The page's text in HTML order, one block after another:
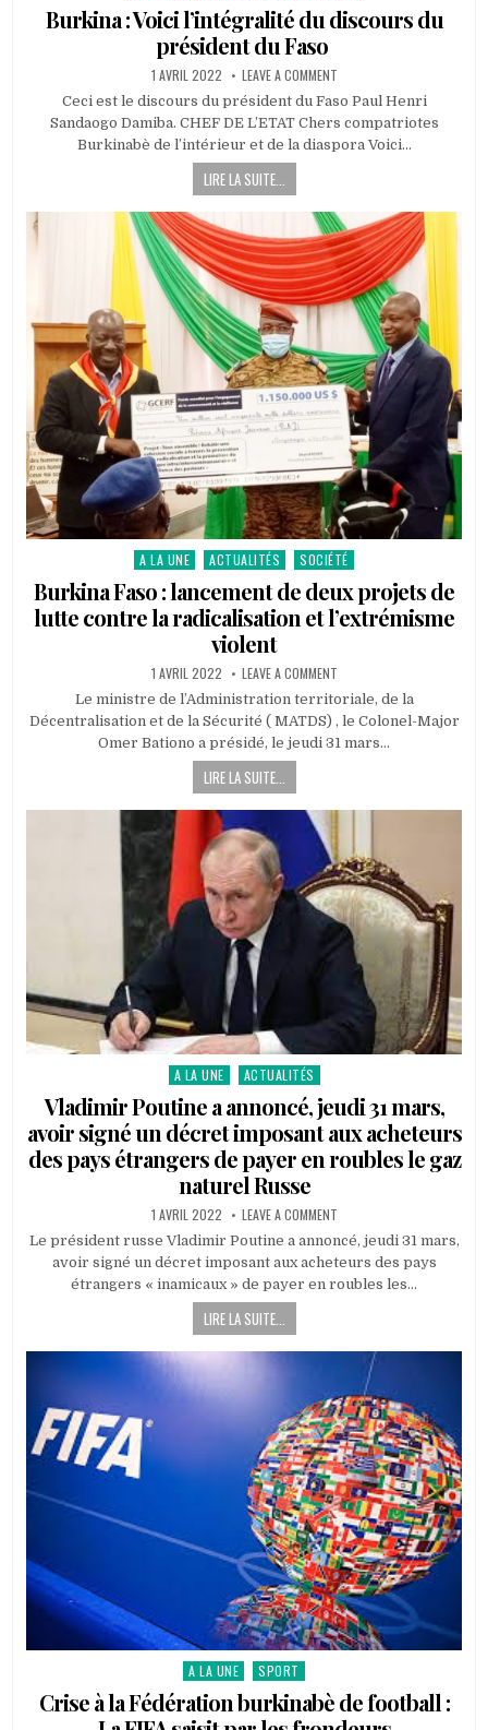
in
Burkina : Voici l’intégralité du discours du
président du Faso
PUBLISHED
1 AVRIL 2022 LEAVE A COMMENTON
:
L’INTÉGRALITÉ
DU
DISCOURS
Ceci est le discours du président du Faso Paul Henri
Sandaogo Damiba. CHEF DE L’ETAT Chers compatriotes
Burkinabè de l’intérieur et de la diaspora Voici…
LIRE LA SUITE...
Posted
A LA UNE ACTUALITÉS SOCIÉTÉ
Burkina Faso : lancement de deux projets de
lutte contre la radicalisation et l’extrémisme
violent
PUBLISHED
DATE:
1 AVRIL 2022 LEAVE A COMMENTON
FASO
LANCEMENT
DE
DEUX
LA
L’EXTRÉMISME
VIOLENT
Le ministre de l’Administration territoriale, de la
Décentralisation et de la Sécurité ( MATDS) , le Colonel-Major
Omer Bationo a présidé, le jeudi 31 mars…
LIRE LA SUITE...
Posted
in
A LA UNE ACTUALITÉS
Vladimir Poutine a annoncé, jeudi 31 mars,
avoir signé un décret imposant aux acheteurs
des pays étrangers de payer en roubles le gaz
naturel Russe
PUBLISHED
DATE:
1 AVRIL 2022 LEAVE A COMMENTON
POUTINE
ANNONCÉ,
JEUDI
31
DÉCRET
IMPOSANT
ACHETEURS
DES
PAYS
ÉTRANGERS
DE
PAYER
EN
ROUBLES
LE
GAZ
NATUREL
RUSSE
Le président russe Vladimir Poutine a annoncé, jeudi 31 mars,
avoir signé un décret imposant aux acheteurs des pays
étrangers « inamicaux » de payer en roubles les…
LIRE LA SUITE...
Posted
A LA UNE SPORT
Crise à la Fédération burkinabè de football :